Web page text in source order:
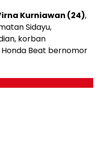
Kurniawan (24),
Sidayu,
korban
Beat bernomor